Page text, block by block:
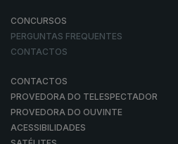
CONCURSOS
PERGUNTAS FREQUENTES
CONTACTOS
CONTACTOS
PROVEDORA DO TELESPECTADOR
PROVEDORA DO OUVINTE
ACESSIBILIDADES